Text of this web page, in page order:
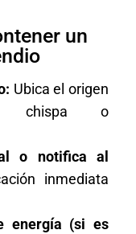
un
Ubica el origen
chispa o
o notifica al
inmediata
energía (si es